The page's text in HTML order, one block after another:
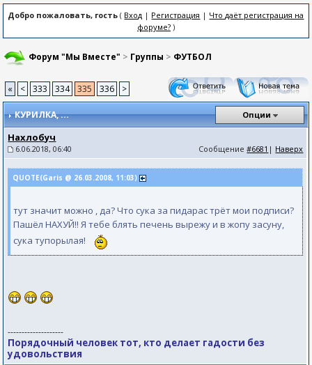
Добро пожаловать, гость ( Вход | Регистрация | Что даёт регистрация на
форуме?)
Форум "Мы Вместе" > Группы > ФУТБОЛ
« < 333 334 335 336 >
КУРИЛКА, ... Опции
Нахлобуч
6.06.2018, 06:40 Сообщение#6681 | Наверх
QUOTE(Garis @ 26.03.2008, 11:03)
тут значит можно , да? Что сука за пидарас трёт мои подписи?
Пашёл НАХУЙ!! Я тебе блять печень вырежу и в жопу засуну,
сука тупорылая!
--------------------
Порядочный человек тот, кто делает гадости без
удовольствия